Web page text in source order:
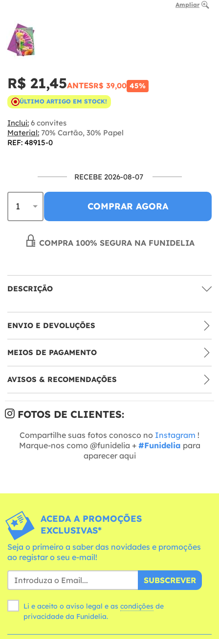
Ampliar
R$ 21,45ANTESR$ 39,00 45%
ÚLTIMO ARTIGO EM STOCK!
Inclui: 6 convites
Material: 70% Cartão, 30% Papel
REF: 48915-0
RECEBE 2026-08-07
COMPRAR AGORA
COMPRA 100% SEGURA NA FUNIDELIA
DESCRIÇÃO
ENVIO E DEVOLUÇÕES
MEIOS DE PAGAMENTO
AVISOS & RECOMENDAÇÕES
FOTOS DE CLIENTES:
Compartilhe suas fotos conosco no Instagram !
Marque-nos como @funidelia + #Funidelia para
aparecer aqui
ACEDA A PROMOÇÕES
EXCLUSIVAS*
Seja o primeiro a saber das novidades e promoções
ao registar o seu e-mail!
SUBSCREVER
Li e aceito o aviso legal e as condições
privacidade da Funidelia.